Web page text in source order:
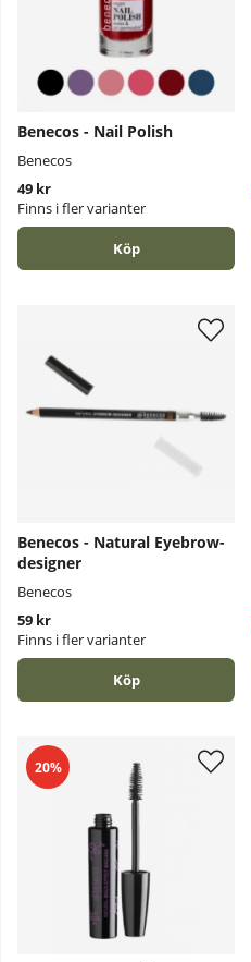
Benecos - Nail Polish
Benecos
49 kr
Finns i fler varianter
Köp
Benecos - Natural Eyebrow-
designer
Benecos
59 kr
Finns i fler varianter
Köp
20%